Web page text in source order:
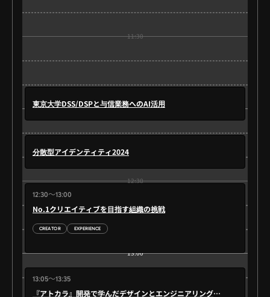
東京大学DSS/DSPと与信業務へのAI活用
分散型アイデンティティ2024
12:30～13:00
No.1クリエイティブを目指す組織の挑戦
CREATOR EXPERIENCE
13:05～13:35
『アトカラ』開発で学んだデザインとエンジニアリングの融合
11:30
12:00
12:30
13:00